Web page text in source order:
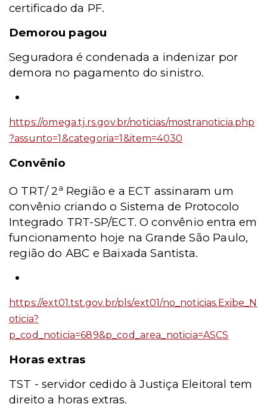
certificado da PF.
Demorou pagou
Seguradora é condenada a indenizar por
demora no pagamento do sinistro.
https://omega.tj.rs.gov.br/noticias/mostranoticia.php
?assunto=1&categoria=1&item=4030
Convênio
O TRT/ 2a Região e a ECT assinaram um
convênio criando o Sistema de Protocolo
Integrado TRT-SP/ECT. O convênio entra em
funcionamento hoje na Grande São Paulo,
região do ABC e Baixada Santista.
https://ext01.tst.gov.br/pls/ext01/no_noticias.Exibe_N
oticia?
p_cod_noticia=689&p_cod_area_noticia=ASCS
Horas extras
TST - servidor cedido à Justiça Eleitoral tem
direito a horas extras.